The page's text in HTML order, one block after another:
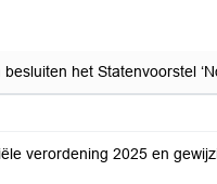
het Statenvoorstel
verordening 2025 en